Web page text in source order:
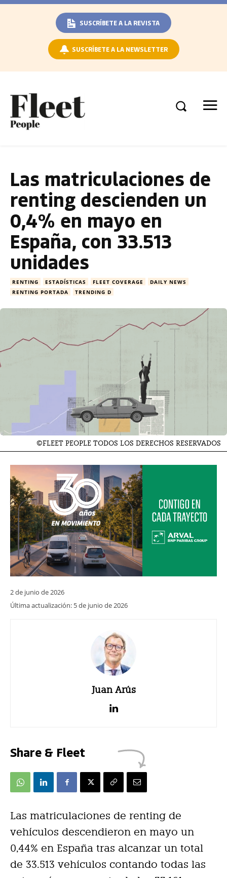
SUSCRÍBETE A LA REVISTA
SUSCRÍBETE A LA NEWSLETTER
Las matriculaciones de
renting descienden un
0,4% en mayo en
España, con 33.513
unidades
RENTING ESTADÍSTICAS FLEET COVERAGE
DAILY NEWS
RENTING PORTADA
TRENDING D
©FLEET PEOPLE TODOS LOS DERECHOS RESERVADOS
2 de junio de 2026
Última actualización: 5 de junio de 2026
Juan Arús
Share & Fleet
Las matriculaciones de renting de
vehículos descendieron en mayo un
0,44% en España tras alcanzar un total
de 33.513 vehículos contando todas las